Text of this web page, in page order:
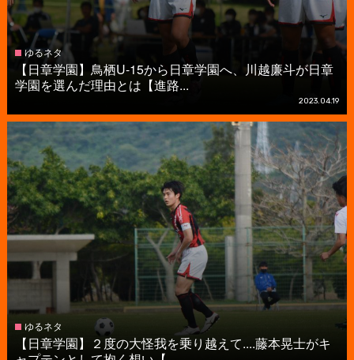
ゆるネタ
【日章学園】鳥栖U-15から日章学園へ、川越廉斗が日章
学園を選んだ理由とは【進路...
2023.04.19
ゆるネタ
【日章学園】２度の大怪我を乗り越えて....藤本晃士がキ